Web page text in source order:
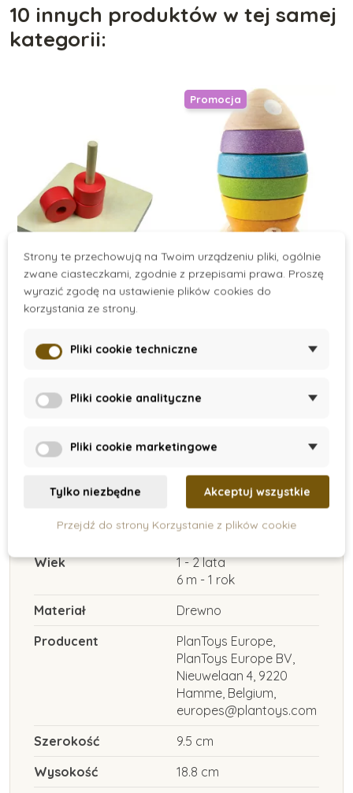
10 innych produktów w tej samej
kategorii:
On Stock
Pierścienie do
nakładania
43 zł
Promocja
On Stock
Rakieta do
Szczegóły produktu
Wiek
1 - 2 lata
6 m - 1 rok
Materiał
Drewno
Producent
PlanToys Europe,
PlanToys Europe BV,
Nieuwelaan 4, 9220
Hamme, Belgium,
europes@plantoys.com
Szerokość
9.5 cm
Wysokość
18.8 cm
Strony te przechowują na Twoim urządzeniu pliki, ogólnie
zwane ciasteczkami, zgodnie z przepisami prawa. Proszę
wyrazić zgodę na ustawienie plików cookies do
korzystania ze strony.
Pliki cookie techniczne
Pliki cookie analityczne
Pliki cookie marketingowe
Tylko niezbędne Akceptuj wszystkie
Przejdź do strony Korzystanie z plików cookie